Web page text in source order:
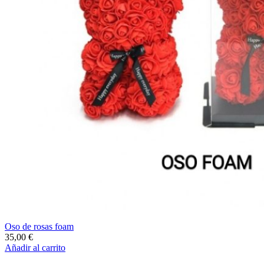
Oso de rosas foam
35,00 €
Añadir al carrito